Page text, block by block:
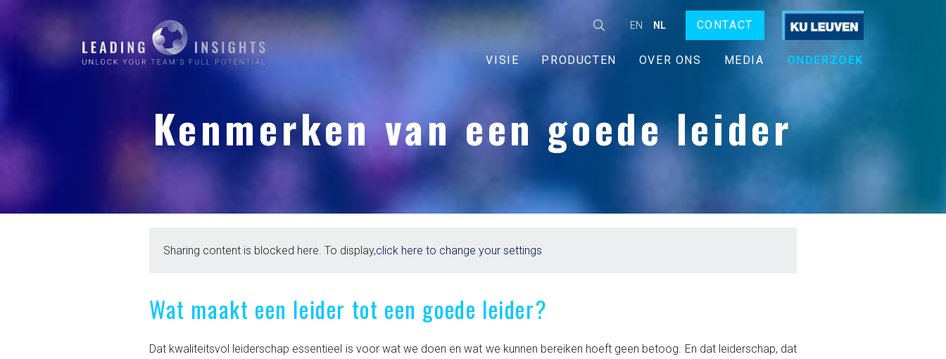
EN NL CONTACT
VISIE PRODUCTEN OVER ONS MEDIA ONDERZOEK
Kenmerken van een goede leider
Sharing content is blocked here. To display,click here to change your settings
Wat maakt een leider tot een goede leider?
Dat kwaliteitsvol leiderschap essentieel is voor wat we doen en wat we kunnen bereiken hoeft geen betoog. En dat leiderschap, dat